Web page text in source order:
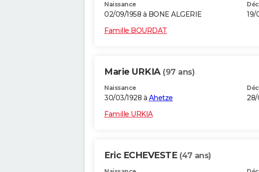
Naissance
02/09/1958 à BONE ALGERIE 19/
Famille BOURDAT
Marie URKIA (97 ans)
Naissance
30/03/1928 à Ahetze
Famille URKIA
Eric ECHEVESTE (47 ans)